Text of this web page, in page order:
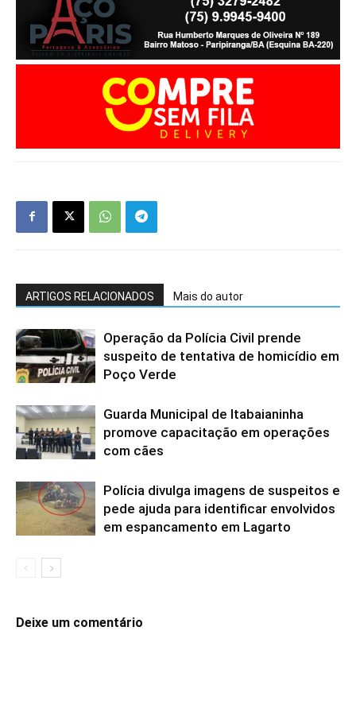
ARTIGOS RELACIONADOS Mais do autor
Operação da Polícia Civil prende
suspeito de tentativa de homicídio em
Poço Verde
Guarda Municipal de Itabaianinha
promove capacitação em operações
com cães
Polícia divulga imagens de suspeitos e
pede ajuda para identificar envolvidos
em espancamento em Lagarto
Deixe um comentário